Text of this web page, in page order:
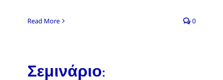
Read More 0
Σεμινάριο: